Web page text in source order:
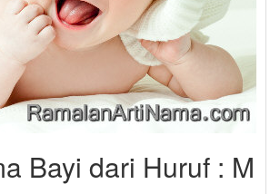
Bayi dari Huruf : M